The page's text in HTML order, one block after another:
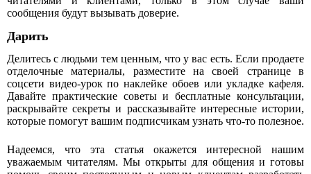
сообщения будут вызывать доверие.
Дарить
Делитесь с людьми тем ценным, что у вас есть. Если продаете
отделочные материалы, разместите на своей странице в
соцсети видео-урок по наклейке обоев или укладке кафеля.
Давайте практические советы и бесплатные консультации,
раскрывайте секреты и рассказывайте интересные истории,
которые помогут вашим подписчикам узнать что-то полезное.
Надеемся, что эта статья окажется интересной нашим
уважаемым читателям. Мы открыты для общения и готовы